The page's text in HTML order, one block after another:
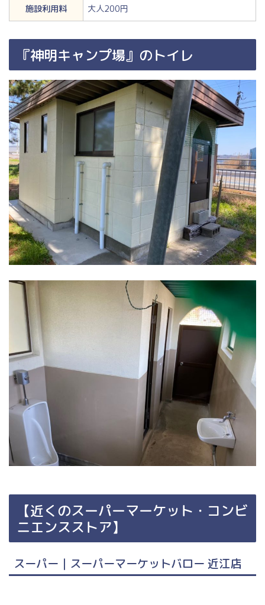
施設利用料
大人200円
『神明キャンプ場』のトイレ
【近くのスーパーマーケット・コンビ
ニエンスストア】
スーパー｜スーパーマーケットバロー 近江店